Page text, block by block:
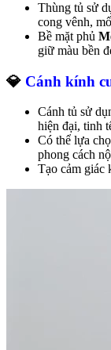
Thùng tủ sử
cong vênh,
Bề mặt phủ
giữ màu bền
💎 Cánh kính
Cánh tủ sử
hiện đại, tinh
Có thể lựa
phong cách
Tạo cảm giác